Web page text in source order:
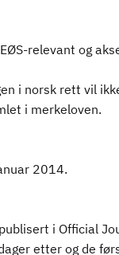
relevant og
i norsk rett vil
i merkeloven.
2014.
i Official
etter og de